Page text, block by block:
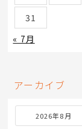
31
« 7月
アーカイブ
2026年8月